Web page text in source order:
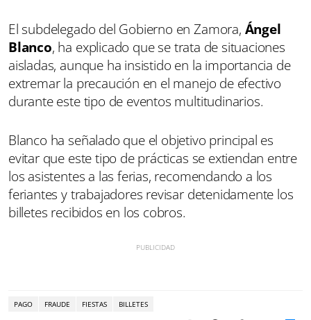
El subdelegado del Gobierno en Zamora, Ángel
Blanco, ha explicado que se trata de situaciones
aisladas, aunque ha insistido en la importancia de
extremar la precaución en el manejo de efectivo
durante este tipo de eventos multitudinarios.
Blanco ha señalado que el objetivo principal es
evitar que este tipo de prácticas se extiendan entre
los asistentes a las ferias, recomendando a los
feriantes y trabajadores revisar detenidamente los
billetes recibidos en los cobros.
PAGO FRAUDE FIESTAS BILLETES